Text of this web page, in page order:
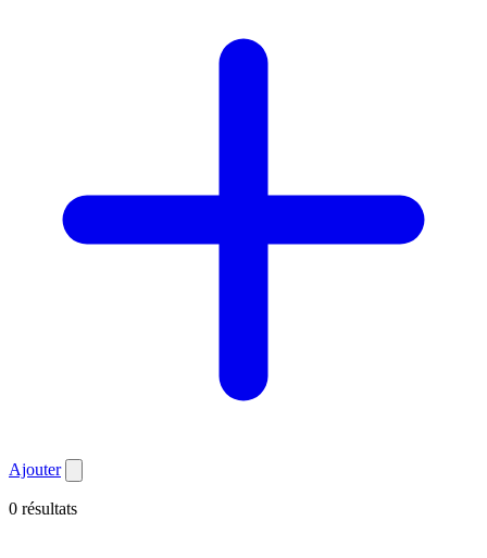
Ajouter
0 résultats